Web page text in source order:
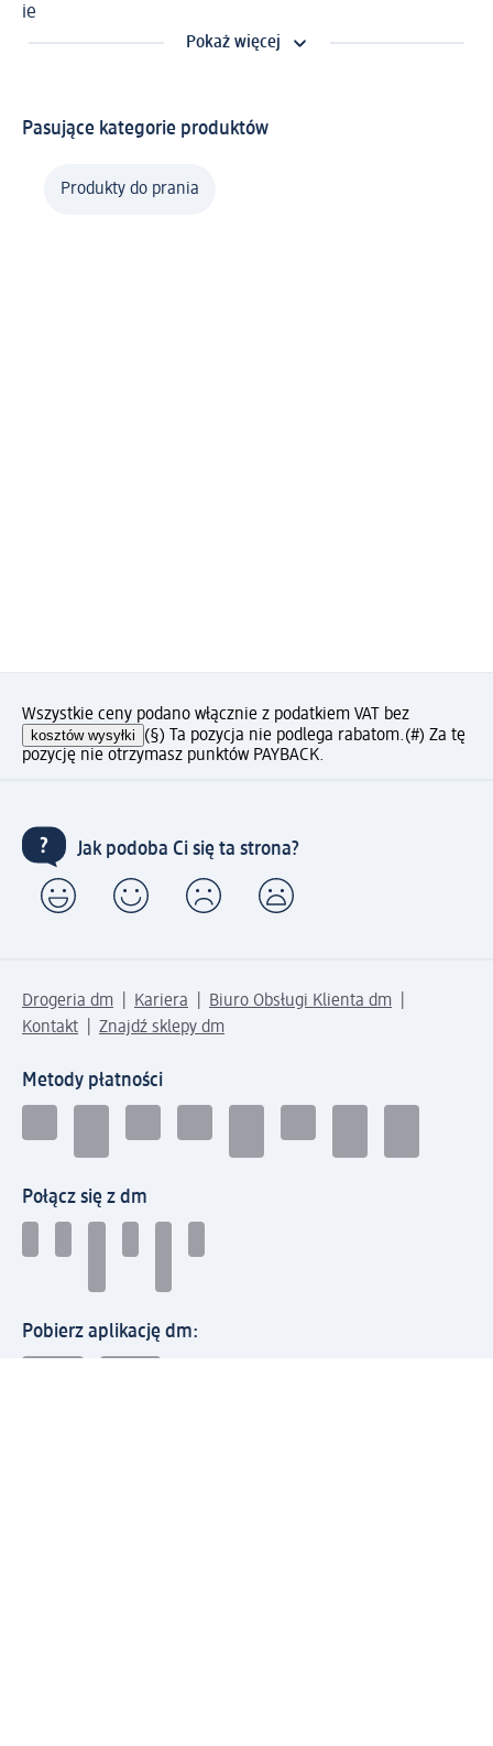
ie
Pokaż więcej
Pasujące kategorie produktów
Produkty do prania
Wszystkie ceny podano włącznie z podatkiem VAT bez
kosztów wysyłki (§) Ta pozycja nie podlega rabatom.(#) Za tę
pozycję nie otrzymasz punktów PAYBACK.
Jak podoba Ci się ta strona?
Drogeria dm Kariera
Biuro Obsługi Klienta dm
Kontakt
Znajdź sklepy dm
Metody płatności
Połącz się z dm
Pobierz aplikację dm: